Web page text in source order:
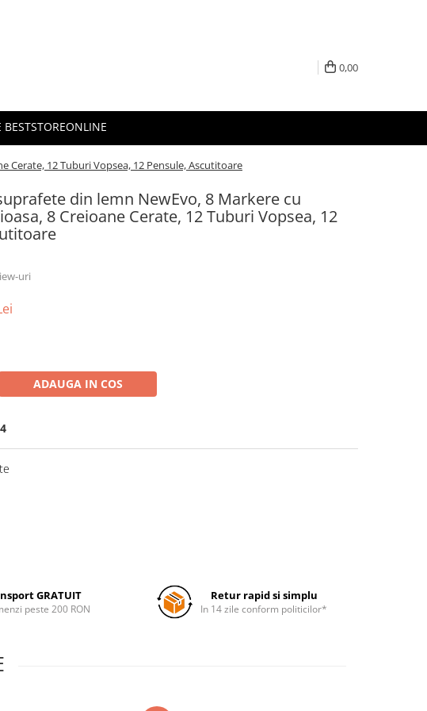
0,00
BESTSTOREONLINE
Cerate, 12 Tuburi Vopsea, 12 Pensule, Ascutitoare
din lemn NewEvo, 8 Markere cu
8 Creioane Cerate, 12 Tuburi Vopsea, 12
uri
ADAUGA IN COS
GRATUIT
peste 200 RON
Retur rapid si simplu
In 14 zile conform politicilor*